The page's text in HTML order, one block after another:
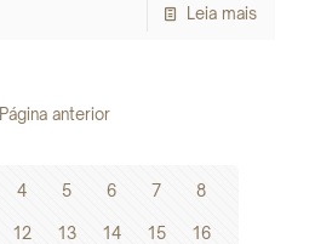
Leia mais
Página anterior
4 5 6 7 8
12 13 14 15 16